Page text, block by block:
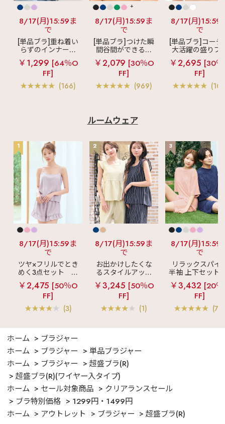
8/17(月)15:59ま
で
[単品ブラ]重ね着い
らずのインナーブ
ラ
リッチバスト
ブラトップ (ワイヤ
ー入り)
￥1,299 [64％O
FF]
(166)
+
8/17(月)15:59ま
で
[単品ブラ]つけた瞬
間谷間ができるシ
ームレスブラ
超
盛ブラ(R) シームレ
ス 単品ブラジャー
￥2,079 [30％O
FF]
(969)
8/17(月)15:59
で
[単品ブラ]コーデ
大活躍の盛りブ
ショートレン
ス ブラトップ 超
ブラ(R) 単品ブ
ャー
￥2,695 [30
FF]
ルームウェア
1
8/17(月)15:59ま
で
ツヤ×フリルでとき
めく3点セット
シ
ルキー ショートパ
ンツ 3点セット
￥2,475 [50％O
FF]
(3)
2
8/17(月)15:59ま
で
お出かけしたくな
るスタイルアップ
見え
ストライプ
フリル ロングパン
ツ 綿混 上下セット
￥3,245 [50％O
FF]
(1)
3
8/17(月)15:59
で
リラックスパイ
半袖 上下セット
女兼用サイズ)
￥3,432 [20
FF]
ホーム
ブラジャー
ホーム
ブラジャー
単品ブラジャー
ホーム
ブラジャー
超盛ブラ(R)
超盛ブラ(R)(ワイヤー入タイプ)
ホーム
セール対象商品
クリアランスセール
ブラ特別価格
1299円・1499円
ホーム
アウトレット ブラジャー 超盛ブラ(R)